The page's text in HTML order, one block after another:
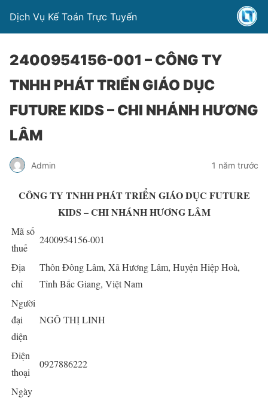
Dịch Vụ Kế Toán Trực Tuyến
2400954156-001 – CÔNG TY
TNHH PHÁT TRIỂN GIÁO DỤC
FUTURE KIDS – CHI NHÁNH HƯƠNG
LÂM
Admin 1 năm trước
CÔNG TY TNHH PHÁT TRIỂN GIÁO DỤC FUTURE
KIDS – CHI NHÁNH HƯƠNG LÂM
Mã số
thuế
2400954156-001
Địa
chỉ
Thôn Đông Lâm, Xã Hương Lâm, Huyện Hiệp Hoà,
Tỉnh Bắc Giang, Việt Nam
Người
đại
diện
NGÔ THỊ LINH
Điện
thoại
0927886222
Ngày